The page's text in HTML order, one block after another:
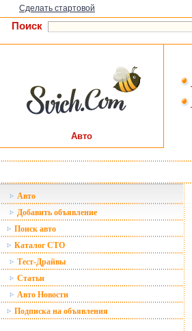
Сделать стартовой
Поиск
Авто
Авто
Добавить объявление
Поиск авто
Каталог СТО
Тест-Драйвы
Статьи
Авто Новости
Подписка на объявления